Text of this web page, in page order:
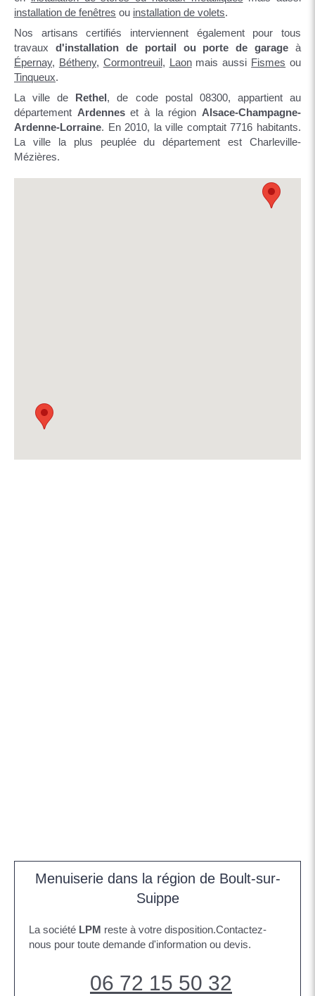
installation de fenêtres ou installation de volets.
Nos artisans certifiés interviennent également pour tous
travaux d'installation de portail ou porte de garage à
Épernay, Bétheny, Cormontreuil, Laonmais aussi Fismes ou
Tinqueux.
La ville de Rethel, de code postal 08300, appartient au
département Ardenneset à la région Alsace-Champagne-
Ardenne-Lorraine. En 2010, la ville comptait 7716 habitants.
La ville la plus peuplée du département est Charleville-
Mézières.
Menuiserie dans la région de Boult-sur-
Suippe
La société LPM reste à votre disposition.Contactez-
nous pour toute demande d'information ou devis.
06 72 15 50 32